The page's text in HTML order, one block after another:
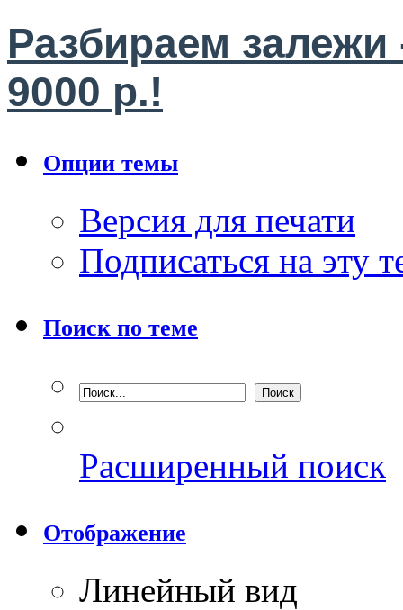
Разбираем залежи
9000 р.!
Опции темы
Версия для печати
Подписаться на эту
Поиск по теме
Расширенный поиск
Отображение
Линейный вид